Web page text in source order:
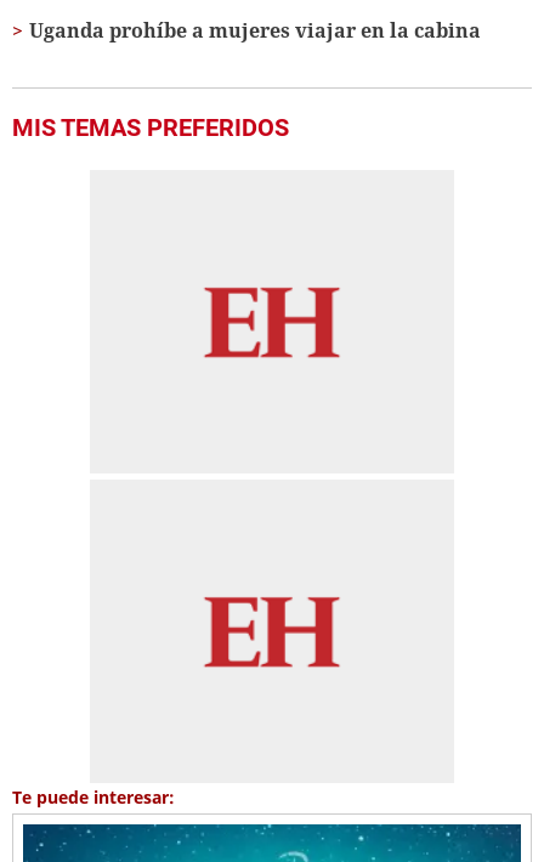
Uganda prohíbe a mujeres viajar en la cabina
MIS TEMAS PREFERIDOS
Te puede interesar: